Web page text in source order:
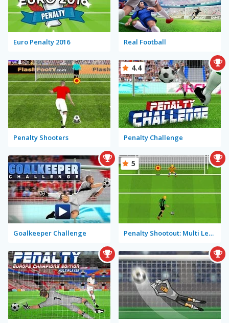
Euro Penalty 2016 Real Football
Penalty Shooters Penalty Challenge
4.4
Goalkeeper Challenge Penalty Shootout: Multi League
5